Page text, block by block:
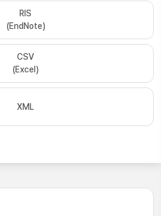
RIS
(EndNote)
CSV
(Excel)
XML